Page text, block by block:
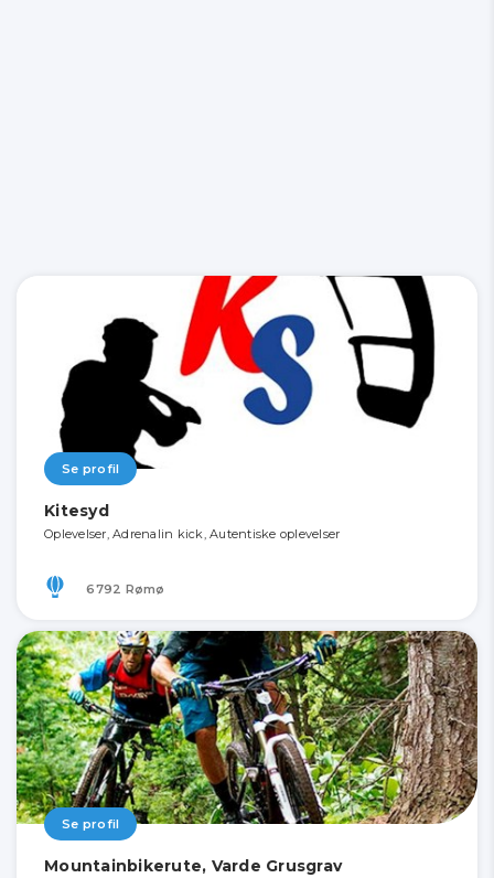
Se profil
Kitesyd
Oplevelser, Adrenalin kick, Autentiske oplevelser
6792 Rømø
Se profil
Mountainbikerute, Varde Grusgrav